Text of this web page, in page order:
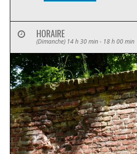
HORAIRE
(Dimanche) 14 h 30 min - 18 h 00 min